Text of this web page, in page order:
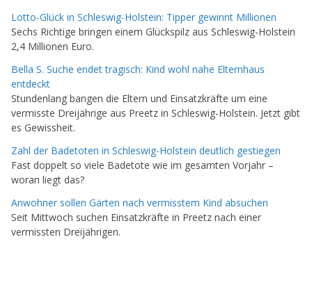
Lotto-Glück in Schleswig-Holstein: Tipper gewinnt Millionen
Sechs Richtige bringen einem Glückspilz aus Schleswig-Holstein
2,4 Millionen Euro.
Bella S. Suche endet tragisch: Kind wohl nahe Elternhaus
entdeckt
Stundenlang bangen die Eltern und Einsatzkräfte um eine
vermisste Dreijährige aus Preetz in Schleswig-Holstein. Jetzt gibt
es Gewissheit.
Zahl der Badetoten in Schleswig-Holstein deutlich gestiegen
Fast doppelt so viele Badetote wie im gesamten Vorjahr –
woran liegt das?
Anwohner sollen Gärten nach vermisstem Kind absuchen
Seit Mittwoch suchen Einsatzkräfte in Preetz nach einer
vermissten Dreijährigen.